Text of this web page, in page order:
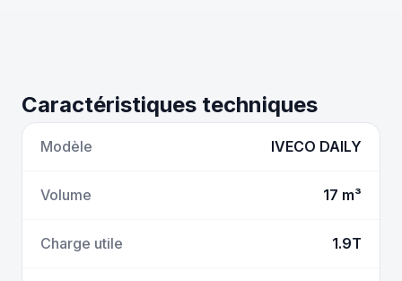
Caractéristiques techniques
Modèle IVECO DAILY
Volume 17 m³
Charge utile 1.9T